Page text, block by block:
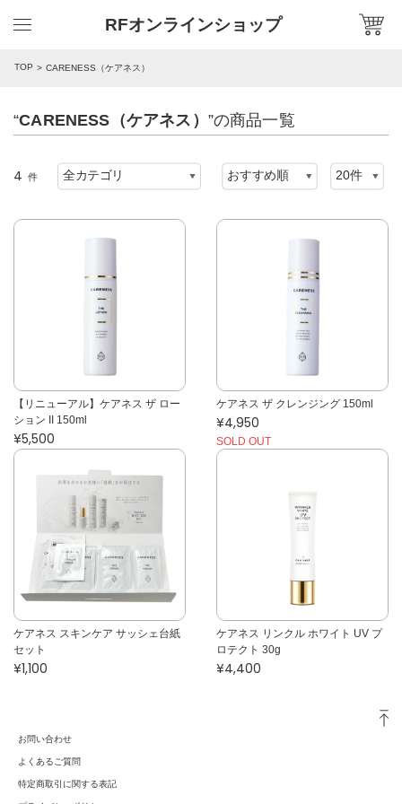
RFオンラインショップ
TOP CARENESS（ケアネス）
“CARENESS（ケアネス） ”の商品一覧
4 件
【リニューアル】ケアネス ザ ロー
ション II 150ml
¥5,500
ケアネス ザ クレンジング 150ml
¥4,950
SOLD OUT
ケアネス スキンケア サッシェ台紙
セット
¥1,100
ケアネス リンクル ホワイト UV プ
ロテクト 30g
¥4,400
お問い合わせ
よくあるご質問
特定商取引に関する表記